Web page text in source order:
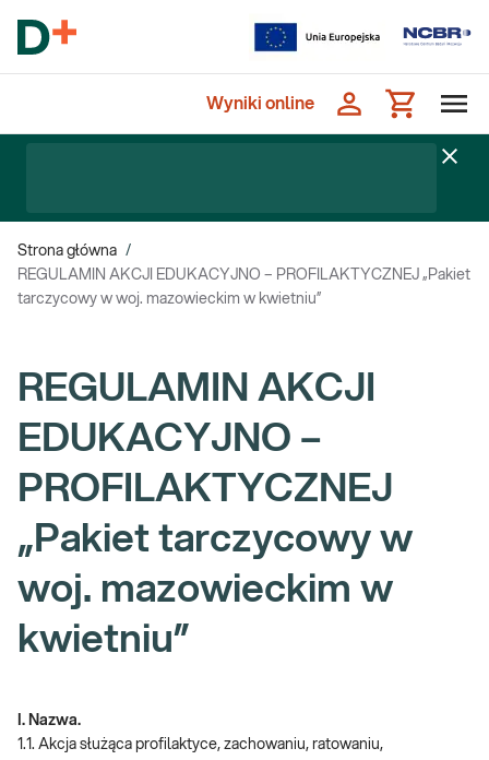
Wyniki online
Strona główna /
REGULAMIN AKCJI EDUKACYJNO – PROFILAKTYCZNEJ „Pakiet
tarczycowy w woj. mazowieckim w kwietniu”
REGULAMIN AKCJI
EDUKACYJNO –
PROFILAKTYCZNEJ
„Pakiet tarczycowy w
woj. mazowieckim w
kwietniu”
I. Nazwa.
1.1. Akcja służąca profilaktyce, zachowaniu, ratowaniu,